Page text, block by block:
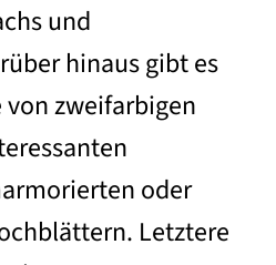
und
hinaus gibt es
von zweifarbigen
oder
Letztere